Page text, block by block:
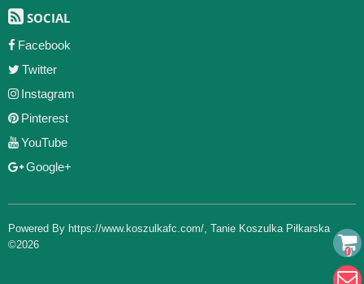
SOCIAL
Facebook
Twitter
Instagram
Pinterest
YouTube
Google+
Powered By https://www.koszulkafc.com/ Tanie Koszulka Piłkarska
©2026